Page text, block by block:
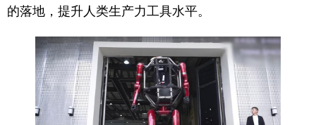
的落地，提升人类生产力工具水平。